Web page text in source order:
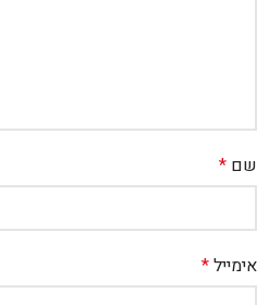
שם *
אימייל*